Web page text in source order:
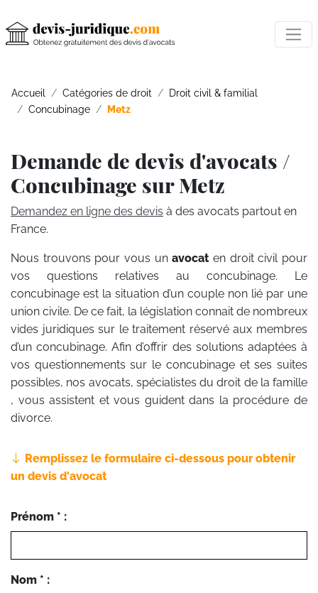
Accueil Catégories de droit
Droit civil & familial
Concubinage
Metz
Demande de devis d'avocats /
Concubinage sur Metz
Demandez en ligne des devis à des avocats partout en
France.
Nous trouvons pour vous unavocaten droit civil pour
vos questions relatives au concubinage. Le
concubinage est la situation d’un couple non lié par une
union civile. De ce fait, la législation connait de nombreux
vides juridiques sur le traitement réservé aux membres
d’un concubinage. Afin d’offrir des solutions adaptées à
vos questionnements sur le concubinage et ses suites
possibles, nos avocats, spécialistes du droit de la famille
, vous assistent et vous guident dans la procédure de
divorce.
Remplissez le formulaire ci-dessous pour obtenir
un devis d'avocat
Prénom * :
Nom * :